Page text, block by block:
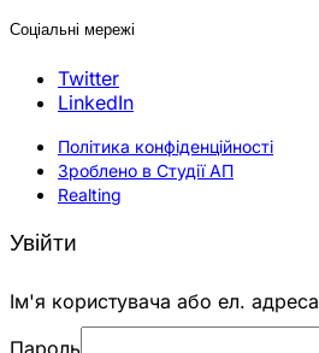
Соціальні мережі
Twitter
LinkedIn
Політика конфіденційності
Зроблено в Студії АП
Realting
Увійти
Ім'я користувача або ел. адреса